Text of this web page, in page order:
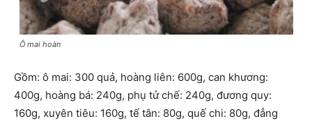
Ô mai hoàn
Gồm: ô mai: 300 quả, hoàng liên: 600g, can khương:
400g, hoàng bá: 240g, phụ tử chế: 240g, đương quy:
160g, xuyên tiêu: 160g, tế tân: 80g, quế chi: 80g, đẳng